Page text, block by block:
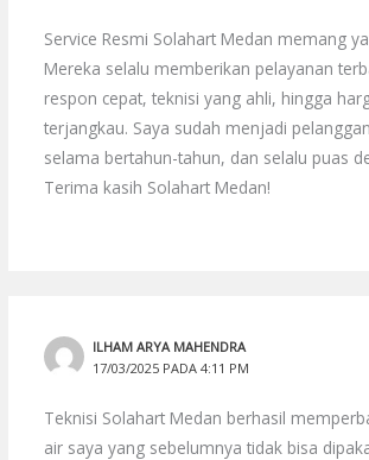
Service Resmi Solahart Medan memang
Mereka selalu memberikan pelayanan
respon cepat, teknisi yang ahli, hingga
terjangkau. Saya sudah menjadi
selama bertahun-tahun, dan selalu puas
Terima kasih Solahart Medan!
ILHAM ARYA MAHENDRA
17/03/2025 PADA 4:11 PM
Teknisi Solahart Medan berhasil
air saya yang sebelumnya tidak bisa